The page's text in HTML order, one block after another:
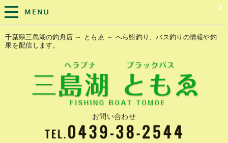
千葉県三島湖の釣舟店 ～ ともゑ ～ へら鮒釣り、バス釣りの情報や釣
果を配信します。
お問い合わせ